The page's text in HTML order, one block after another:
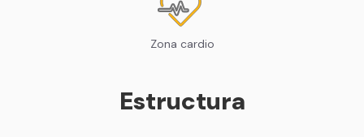
Zona cardio
Estructura